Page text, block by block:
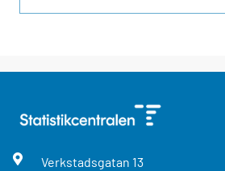
Verkstadsgatan 13